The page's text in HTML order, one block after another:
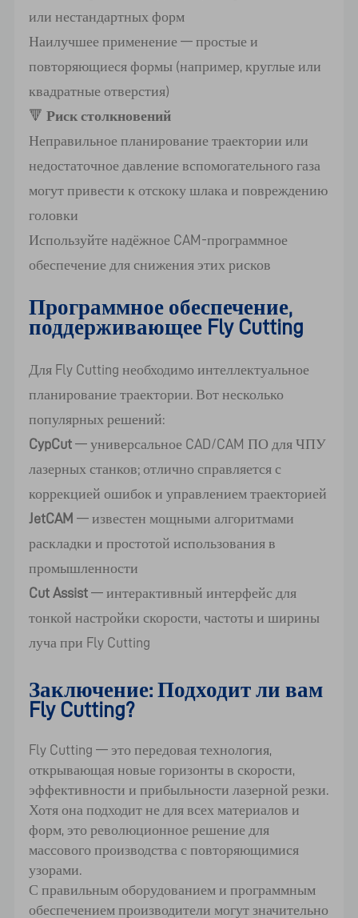
или нестандартных форм
Наилучшее применение — простые и
повторяющиеся формы (например, круглые или
квадратные отверстия)
🔻 Риск столкновений
Неправильное планирование траектории или
недостаточное давление вспомогательного газа
могут привести к отскоку шлака и повреждению
головки
Используйте надёжное CAM-программное
обеспечение для снижения этих рисков
Программное обеспечение,
поддерживающее Fly Cutting
Для Fly Cutting необходимо интеллектуальное
планирование траектории. Вот несколько
популярных решений:
CypCut— универсальное CAD/CAM ПО для ЧПУ
лазерных станков; отлично справляется с
коррекцией ошибок и управлением траекторией
JetCAM — известен мощными алгоритмами
раскладки и простотой использования в
промышленности
Cut Assist— интерактивный интерфейс для
тонкой настройки скорости, частоты и ширины
луча при Fly Cutting
Заключение: Подходит ли вам
Fly Cutting?
Fly Cutting — это передовая технология,
открывающая новые горизонты в скорости,
эффективности и прибыльности лазерной резки.
Хотя она подходит не для всех материалов и
форм, это революционное решение для
массового производства с повторяющимися
узорами.
С правильным оборудованием и программным
обеспечением производители могут значительно